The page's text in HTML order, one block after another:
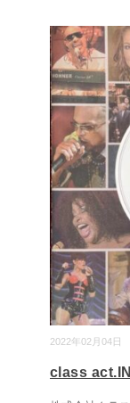
2022年02月04日
class